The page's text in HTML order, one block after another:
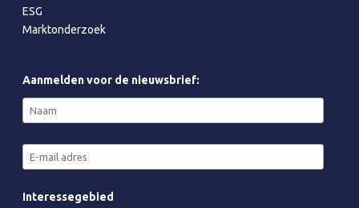
ESG
Marktonderzoek
Aanmelden voor de nieuwsbrief:
Interessegebied